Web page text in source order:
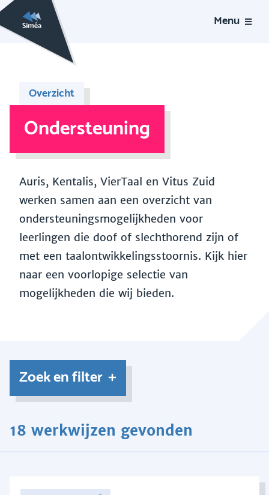
Menu
Overzicht
Ondersteuning
Auris, Kentalis, VierTaal en Vitus Zuid
werken samen aan een overzicht van
ondersteuningsmogelijkheden voor
leerlingen die doof of slechthorend zijn of
met een taalontwikkelingsstoornis. Kijk hier
naar een voorlopige selectie van
mogelijkheden die wij bieden.
Zoek en filter
18 werkwijzen gevonden